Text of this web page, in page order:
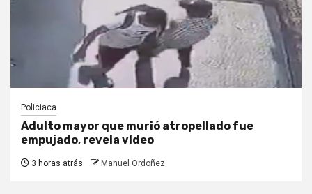
Policiaca
Adulto mayor que murió atropellado fue
empujado, revela video
3 horas atrás Manuel Ordoñez